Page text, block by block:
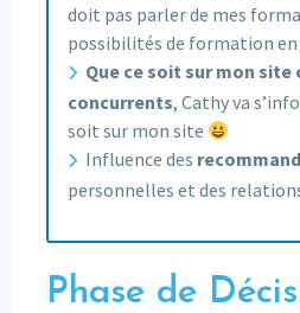
doit pas parler de mes
possibilités de formation
Que ce soit sur mon site
concurrents, Cathy va
soit sur mon site
Influence des
personnelles et des
Phase de